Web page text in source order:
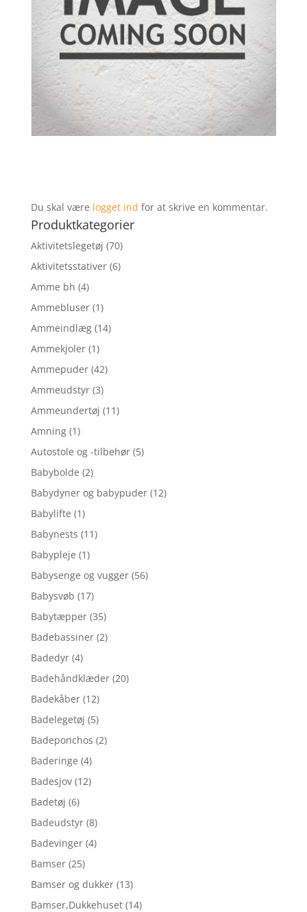
Du skal være logget ind for at skrive en kommentar.
Produktkategorier
Aktivitetslegetøj (70)
Aktivitetsstativer (6)
Amme bh (4)
Ammebluser (1)
Ammeindlæg (14)
Ammekjoler (1)
Ammepuder (42)
Ammeudstyr (3)
Ammeundertøj (11)
Amning (1)
Autostole og -tilbehør (5)
Babybolde (2)
Babydyner og babypuder (12)
Babylifte (1)
Babynests (11)
Babypleje (1)
Babysenge og vugger (56)
Babysvøb (17)
Babytæpper (35)
Badebassiner (2)
Badedyr (4)
Badehåndklæder (20)
Badekåber (12)
Badelegetøj (5)
Badeponchos (2)
Baderinge (4)
Badesjov (12)
Badetøj (6)
Badeudstyr (8)
Badevinger (4)
Bamser (25)
Bamser og dukker (13)
Bamser,Dukkehuset (14)